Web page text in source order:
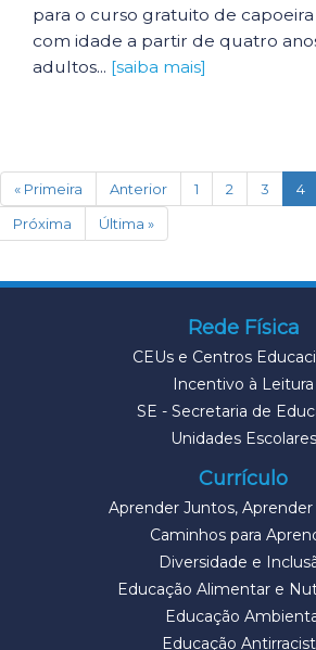
para o curso gratuito de
com idade a partir de quatro
adultos... [saiba mais]
« Primeira Anterior 1 2 3 4
Próxima
Última »
Rede Física
CEUs e Centros
Incentivo à Leitura
SE - Secretaria de
Unidades Escolares
Currículo
Aprender Juntos,
Caminhos para
Diversidade e
Educação Alimentar e
Educação
Educação